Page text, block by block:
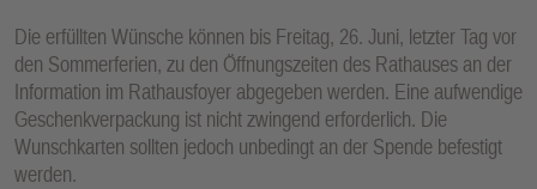
Die erfüllten Wünsche können bis Freitag, 26. Juni, letzter Tag vor
den Sommerferien, zu den Öffnungszeiten des Rathauses an der
Information im Rathausfoyer abgegeben werden. Eine aufwendige
Geschenkverpackung ist nicht zwingend erforderlich. Die
Wunschkarten sollten jedoch unbedingt an der Spende befestigt
werden.